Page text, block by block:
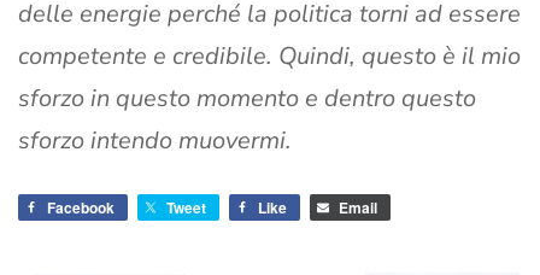
delle energie perché la politica torni ad essere
competente e credibile. Quindi, questo è il mio
sforzo in questo momento e dentro questo
sforzo intendo muovermi.
Facebook Tweet Like Email